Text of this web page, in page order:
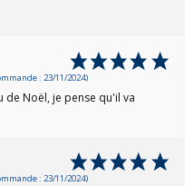
: 23/11/2024)
de Noël, je pense qu'il va
: 23/11/2024)